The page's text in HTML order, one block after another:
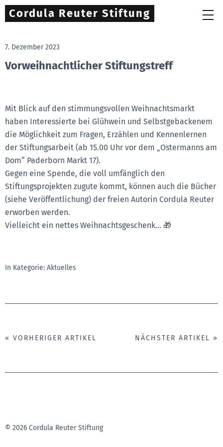
Cordula Reuter Stiftung
7. Dezember 2023
Vorweihnachtlicher Stiftungstreff
Mit Blick auf den stimmungsvollen Weihnachtsmarkt
haben Interessierte bei Glühwein und Selbstgebackenem
die Möglichkeit zum Fragen, Erzählen und Kennenlernen
der Stiftungsarbeit (ab 15.00 Uhr vor dem „Ostermanns am
Dom“ Paderborn Markt 17).
Gegen eine Spende, die voll umfänglich den
Stiftungsprojekten zugute kommt, können auch die Bücher
(siehe Veröffentlichung) der freien Autorin Cordula Reuter
erworben werden.
Vielleicht ein nettes Weihnachtsgeschenk… 🎁
In Kategorie: Aktuelles
NÄCHSTER ARTIKEL »
« VORHERIGER ARTIKEL
© 2026 Cordula Reuter Stiftung